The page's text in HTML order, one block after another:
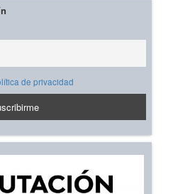
de privacidad